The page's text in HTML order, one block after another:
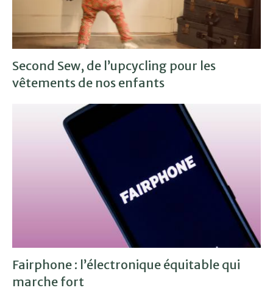
Second Sew, de l’upcycling pour les
vêtements de nos enfants
Fairphone : l’électronique équitable qui
marche fort